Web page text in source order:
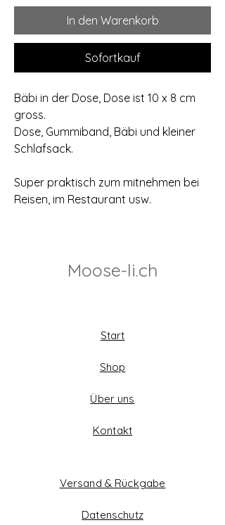
In den Warenkorb
Sofortkauf
Bäbi in der Dose, Dose ist 10 x 8 cm
gross.
Dose, Gummiband, Bäbi und kleiner
Schlafsack.
Super praktisch zum mitnehmen bei
Reisen, im Restaurant usw.
Moose-li.ch
Start
Shop
Über uns
Kontakt
Versand & Rückgabe
Datenschutz